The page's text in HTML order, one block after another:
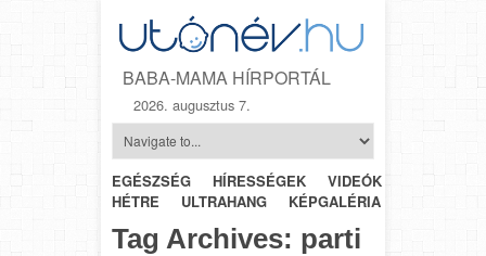
BABA-MAMA HÍRPORTÁL
2026. augusztus 7.
EGÉSZSÉG HÍRESSÉGEK VIDEÓK
HÉTRŐL-
HÉTRE
ULTRAHANG KÉPGALÉRIA
Tag Archives: parti